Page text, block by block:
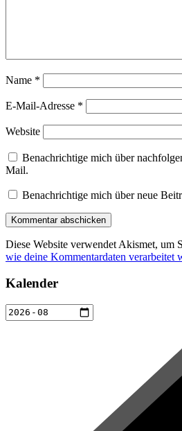
Name *
E-Mail-Adresse *
Website
Benachrichtige mich über
Mail.
Benachrichtige mich über neue
Diese Website verwendet Akismet, um
wie deine Kommentardaten verarbeitet
Kalender